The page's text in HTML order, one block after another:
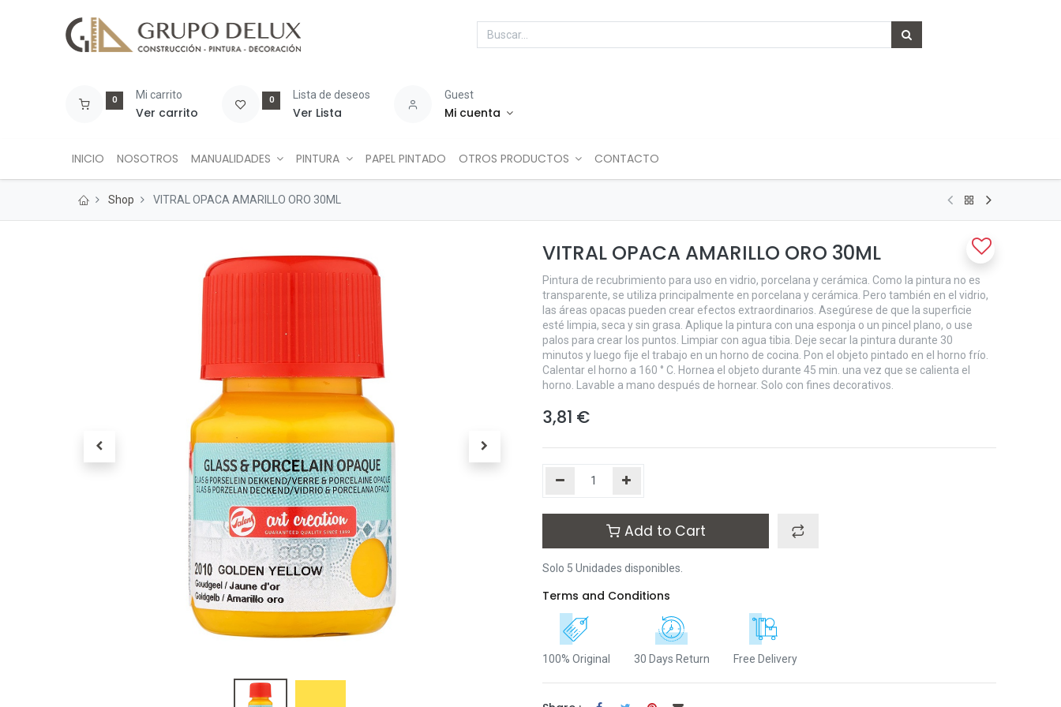
0 Mi carrito
Ver carrito
0 Lista de deseos
Ver Lista
Guest
Mi cuenta
INICIO NOSOTROS MANUALIDADES PINTURA PAPEL PINTADO OTROS PRODUCTOS CONTACTO
Shop VITRAL OPACA AMARILLO ORO 30ML
VITRAL OPACA AMARILLO ORO 30ML
Pintura de recubrimiento para uso en vidrio, porcelana y cerámica. Como la pintura no es
transparente, se utiliza principalmente en porcelana y cerámica. Pero también en el vidrio,
las áreas opacas pueden crear efectos extraordinarios. Asegúrese de que la superficie
esté limpia, seca y sin grasa. Aplique la pintura con una esponja o un pincel plano, o use
palos para crear los puntos. Limpiar con agua tibia. Deje secar la pintura durante 30
minutos y luego fije el trabajo en un horno de cocina. Pon el objeto pintado en el horno frío.
Calentar el horno a 160 ° C. Hornea el objeto durante 45 min. una vez que se calienta el
horno. Lavable a mano después de hornear. Solo con fines decorativos.
3,81 €
Add to Cart
Solo 5 Unidades disponibles.
Terms and Conditions
100% Original 30 Days Return Free Delivery